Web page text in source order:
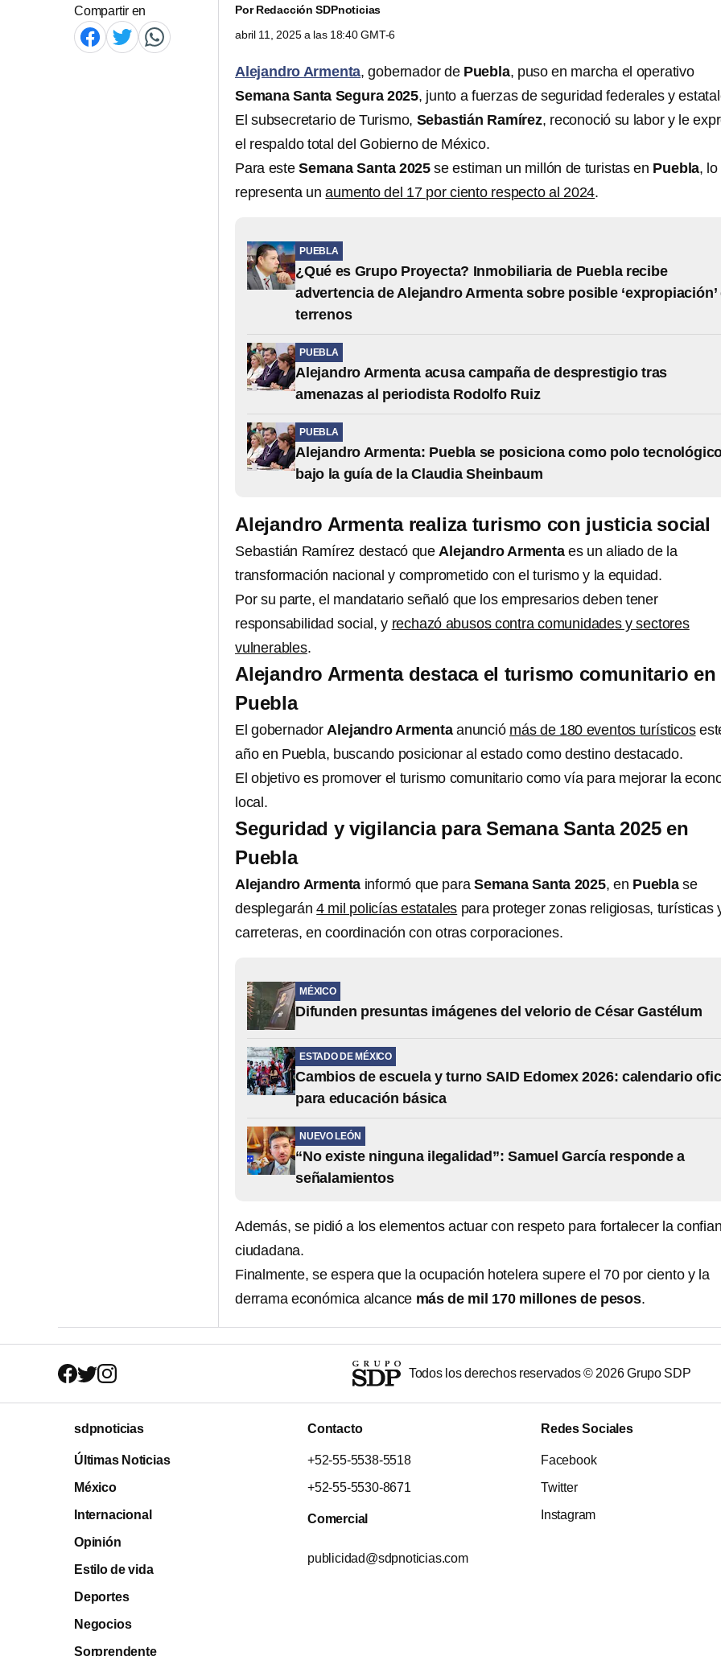
Compartir en PorRedacción SDPnoticias
abril 11, 2025 a las 18:40 GMT-6
Alejandro Armenta, gobernador de Puebla, puso en marcha el operativo
Semana Santa Segura 2025, junto a fuerzas de seguridad federales y
El subsecretario de Turismo, Sebastián Ramírez, reconoció su labor y le
el respaldo total del Gobierno de México.
Para esteSemana Santa 2025 se estiman un millón de turistas en Puebla,
representa unaumento del 17 por ciento respecto al 2024.
PUEBLA
¿Qué es Grupo Proyecta? Inmobiliaria de Puebla recibe
advertencia de Alejandro Armenta sobre posible ‘expropiación’
terrenos
PUEBLA
Alejandro Armenta acusa campaña de desprestigio tras
amenazas al periodista Rodolfo Ruiz
PUEBLA
Alejandro Armenta: Puebla se posiciona como polo
bajo la guía de la Claudia Sheinbaum
Alejandro Armenta realiza turismo con justicia social
Sebastián Ramírez destacó queAlejandro Armentaes un aliado de la
transformación nacional y comprometido con el turismo y la equidad.
Por su parte, el mandatario señaló que los empresarios deben tener
responsabilidad social, y rechazó abusos contra comunidades y sectores
vulnerables.
Alejandro Armenta destaca el turismo comunitario en
Puebla
El gobernadorAlejandro Armentaanunció más de 180 eventos turísticos
año en Puebla, buscando posicionar al estado como destino destacado.
El objetivo es promover el turismo comunitario como vía para mejorar la
local.
Seguridad y vigilancia para Semana Santa 2025 en
Puebla
Alejandro Armenta informó que paraSemana Santa 2025, en Pueblase
desplegarán4 mil policías estatales para proteger zonas religiosas, turísticas
carreteras, en coordinación con otras corporaciones.
MÉXICO
Difunden presuntas imágenes del velorio de César Gastélum
ESTADO DE MÉXICO
Cambios de escuela y turno SAID Edomex 2026: calendario
para educación básica
NUEVO LEÓN
“No existe ninguna ilegalidad”: Samuel García responde a
señalamientos
Además, se pidió a los elementos actuar con respeto para fortalecer la
ciudadana.
Finalmente, se espera que la ocupación hotelera supere el 70 por ciento y la
derrama económica alcance más de mil 170 millones de pesos.
Todos los derechos reservados © 2026Grupo SDP
sdpnoticias
Últimas Noticias
México
Internacional
Opinión
Estilo de vida
Deportes
Negocios
Sorprendente
Contacto
+52-55-5538-5518
+52-55-5530-8671
Comercial
publicidad@sdpnoticias.com
Redes Sociales
Facebook
Twitter
Instagram